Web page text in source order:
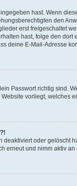
hast. Wenn
den
erst freigeschaltet
hast, folge den
deine E-Mail-Adresse
Passwort richtig sind.
vorliegt, welches
oder
erneut und nimm aktiv